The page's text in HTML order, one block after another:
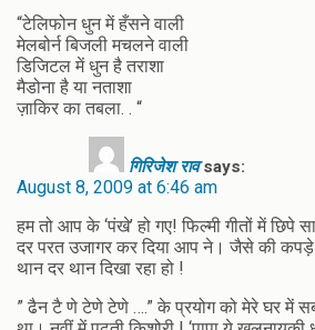
“टेलिफोन धुन में हँसने वाली
मेलबोर्न बिजली मचलने वाली
डिजिटल में धुन है तराशा
मैडोना है या नताशा
ज़ाकिर का तबला. . “
गिरिजेश राव says:
August 8, 2009 at 6:46 am
हम तो आप के ‘पंखे’ हो गए! फिल्मी गीतों में छिपे
दर परत उजागर कर दिया आप ने। जैसे की
थान दर थान दिखा रहा हो !
” ढैन टै णे टेणे टेणे ….” के प्रयोग को मेरे घर में